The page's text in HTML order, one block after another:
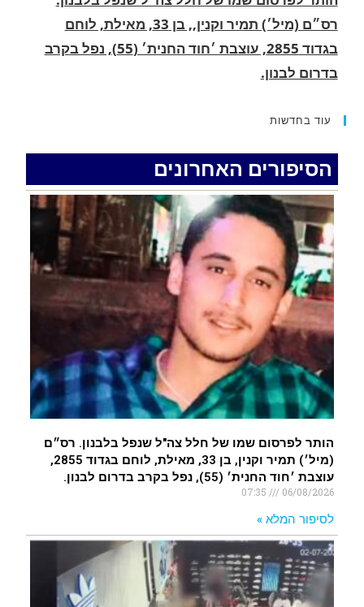
בדרום לבנון.
.
החופשה המשפחתית שהפכה למסע גניבות: הוגשו
למסע גניבות באילת.
האדמה רועדת- סדרת רעידות אדמה בחצי האי סיני
רעידת אדמה הורגשה באילת
איציק נועם מייסד מקומו ערב ערב נפטר
עוד בחדשות
הסיפורים האחרונים
הותר לפרסום שמו של חלל צה"ל שנפל בלבנון. רס״ם
(מיל׳) תמיר וקנין, בן 33, מאילת, לוחם בגדוד 2855,
עוצבת ׳חוד החנית׳ (55), נפל בקרב בדרום לבנון.
06/08/2026
לסיפור המלא »